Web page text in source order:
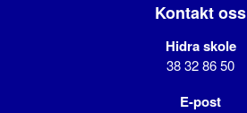
Kontakt oss
Hidra skole
38 32 86 50
E-post